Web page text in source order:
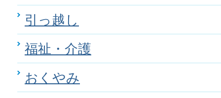
引っ越し
福祉・介護
おくやみ